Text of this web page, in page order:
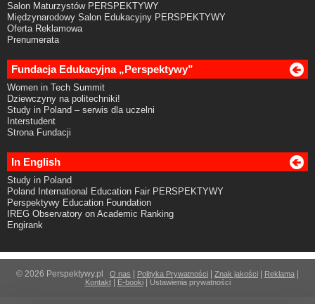
Salon Maturzystów PERSPEKTYWY
Międzynarodowy Salon Edukacyjny PERSPEKTYWY
Oferta Reklamowa
Prenumerata
Fundacja Edukacyjna „Perspektywy”
Women in Tech Summit
Dziewczyny na politechniki!
Study in Poland – serwis dla uczelni
Interstudent
Strona Fundacji
In English
Study in Poland
Poland International Education Fair PERSPEKTYWY
Perspektywy Education Foundation
IREG Observatory on Academic Ranking
Engirank
© 2026 Perspektywy.pl O nas Polityka Prywatności Znak jakości Reklama
Kontakt| E-booki| Ustawienia prywatności